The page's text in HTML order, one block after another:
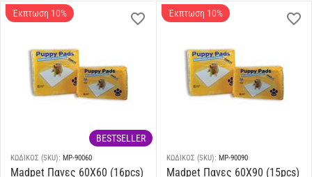
Έκπτωση 10%
BESTSELLER
ΚΩΔΙΚΟΣ (SKU): MP-90060
Madpet Πανες 60Χ60 (16pcs)
Έκπτωση 10%
ΚΩΔΙΚΟΣ (SKU): MP-90090
Madpet Πανες 60Χ90 (15pcs)